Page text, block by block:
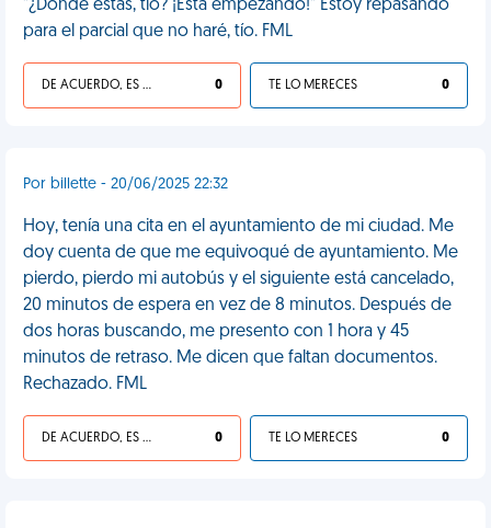
"¿Dónde estás, tío? ¡Está empezando!" Estoy repasando
para el parcial que no haré, tío. FML
DE ACUERDO, ES UNA VIDA HP 0 TE LO MERECES 0
Por billette - 20/06/2025 22:32
Hoy, tenía una cita en el ayuntamiento de mi ciudad. Me
doy cuenta de que me equivoqué de ayuntamiento. Me
pierdo, pierdo mi autobús y el siguiente está cancelado,
20 minutos de espera en vez de 8 minutos. Después de
dos horas buscando, me presento con 1 hora y 45
minutos de retraso. Me dicen que faltan documentos.
Rechazado. FML
DE ACUERDO, ES UNA VIDA HP 0 TE LO MERECES 0